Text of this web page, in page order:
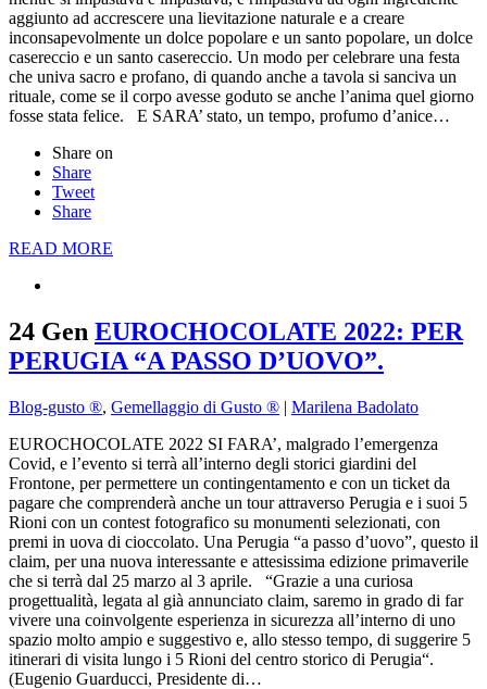
aggiunto ad accrescere una lievitazione naturale e a creare
inconsapevolmente un dolce popolare e un santo popolare, un dolce
casereccio e un santo casereccio. Un modo per celebrare una festa
che univa sacro e profano, di quando anche a tavola si sanciva un
rituale, come se il corpo avesse goduto se anche l’anima quel giorno
fosse stata felice. E SARA’ stato, un tempo, profumo d’anice…
Share on
Share
Tweet
Share
READ MORE
24 Gen EUROCHOCOLATE 2022: PER
PERUGIA “A PASSO D’UOVO”.
Blog-gusto ®, Gemellaggio di Gusto ® | Marilena Badolato
EUROCHOCOLATE 2022 SI FARA’, malgrado l’emergenza
Covid, e l’evento si terrà all’interno degli storici giardini del
Frontone, per permettere un contingentamento e con un ticket da
pagare che comprenderà anche un tour attraverso Perugia e i suoi 5
Rioni con un contest fotografico su monumenti selezionati, con
premi in uova di cioccolato. Una Perugia “a passo d’uovo”, questo il
claim, per una nuova interessante e attesissima edizione primaverile
che si terrà dal 25 marzo al 3 aprile. “Grazie a una curiosa
progettualità, legata al già annunciato claim, saremo in grado di far
vivere una coinvolgente esperienza in sicurezza all’interno di uno
spazio molto ampio e suggestivo e, allo stesso tempo, di suggerire 5
itinerari di visita lungo i 5 Rioni del centro storico di Perugia“.
(Eugenio Guarducci, Presidente di…